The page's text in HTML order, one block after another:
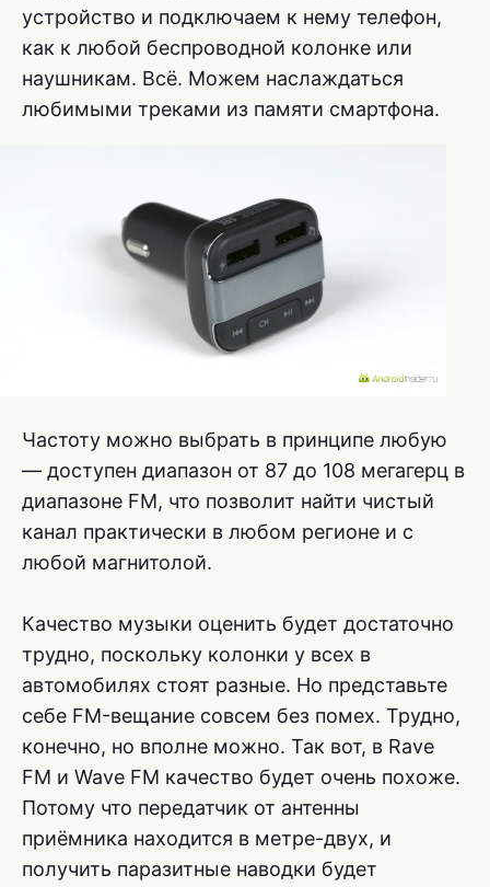
устройство и подключаем к нему телефон,
как к любой беспроводной колонке или
наушникам. Всё. Можем наслаждаться
любимыми треками из памяти смартфона.
Частоту можно выбрать в принципе любую
— доступен диапазон от 87 до 108 мегагерц в
диапазоне FM, что позволит найти чистый
канал практически в любом регионе и с
любой магнитолой.
Качество музыки оценить будет достаточно
трудно, поскольку колонки у всех в
автомобилях стоят разные. Но представьте
себе FM-вещание совсем без помех. Трудно,
конечно, но вполне можно. Так вот, в Rave
FM и Wave FM качество будет очень похоже.
Потому что передатчик от антенны
приёмника находится в метре-двух, и
получить паразитные наводки будет